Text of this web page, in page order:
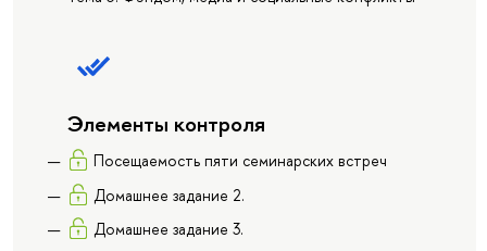
Элементы контроля
Посещаемость пяти семинарских встреч
Домашнее задание 2.
Домашнее задание 3.